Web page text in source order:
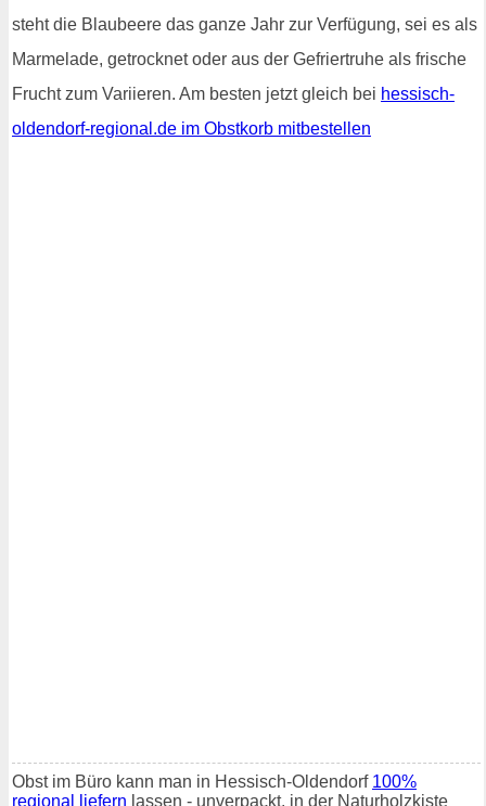
steht die Blaubeere das ganze Jahr zur Verfügung, sei es als
Marmelade, getrocknet oder aus der Gefriertruhe als frische
Frucht zum Variieren. Am besten jetzt gleich bei hessisch-
oldendorf-regional.de im Obstkorb mitbestellen
Obst im Büro kann man in Hessisch-Oldendorf 100%
regional liefern lassen - unverpackt, in der Naturholzkiste